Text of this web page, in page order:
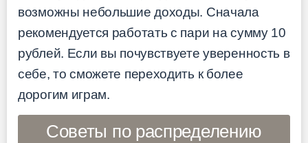
возможны небольшие доходы. Сначала
рекомендуется работать с пари на сумму 10
рублей. Если вы почувствуете уверенность в
себе, то сможете переходить к более
дорогим играм.
Советы по распределению